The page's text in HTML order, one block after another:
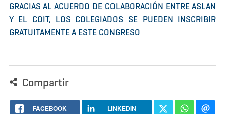
GRACIAS AL ACUERDO DE COLABORACIÓN ENTRE ASLAN
Y EL COIT, LOS COLEGIADOS SE PUEDEN INSCRIBIR
GRATUITAMENTE A ESTE CONGRESO
Compartir
FACEBOOK LINKEDIN